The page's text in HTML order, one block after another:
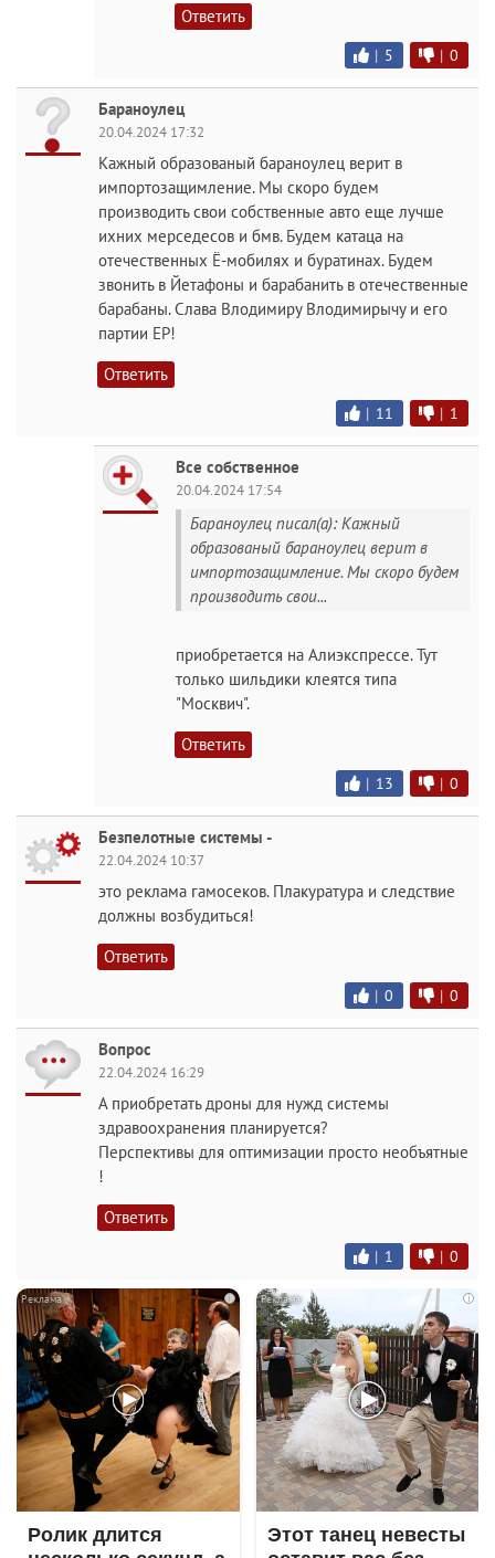
Ответить
| 5 | 0
Бараноулец
20.04.2024 17:32
Кажный образованый бараноулец верит в
импортозащимление. Мы скоро будем
производить свои собственные авто еще лучше
ихних мерседесов и бмв. Будем катаца на
отечественных Ё-мобилях и буратинах. Будем
звонить в Йетафоны и барабанить в отечественные
барабаны. Слава Влодимиру Влодимирычу и его
партии ЕР!
Ответить
| 11 | 1
Все собственное
20.04.2024 17:54
Бараноулец писал(а): Кажный
образованый бараноулец верит в
импортозащимление. Мы скоро будем
производить свои...
приобретается на Алиэкспрессе. Тут
только шильдики клеятся типа
"Москвич".
Ответить
| 13 | 0
Безпелотные системы -
22.04.2024 10:37
это реклама гамосеков. Плакуратура и следствие
должны возбудиться!
Ответить
| 0 | 0
Вопрос
22.04.2024 16:29
А приобретать дроны для нужд системы
здравоохранения планируется?
Перспективы для оптимизации просто необъятные
!
Ответить
| 1 | 0
i
Ролик длится
i
Этот танец невесты